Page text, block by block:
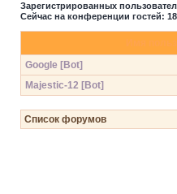
Зарегистрированных
Сейчас на конференции гостей:
Google [Bot]
Majestic-12 [Bot]
Список форумов